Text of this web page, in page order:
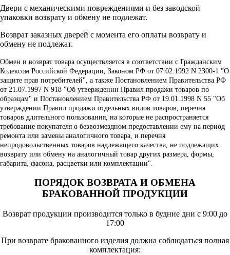
Двери с механическими повреждениями и без заводской
упаковки возврату и обмену не подлежат.
Возврат заказных дверей с момента его оплаты возврату и
обмену не подлежат.
Обмен и возврат товара осуществляется в соответствии с Гражданским
Кодексом Российской Федерации, Законом РФ от 07.02.1992 N 2300-1 "О
защите прав потребителей", а также Постановлением Правительства РФ
от 21.07.1997 N 918 "Об утверждении Правил продажи товаров по
образцам" и Постановлением Правительства РФ от 19.01.1998 N 55 "Об
утверждении Правил продажи отдельных видов товаров, перечня
товаров длительного пользования, на которые не распространяется
требование покупателя о безвозмездном предоставлении ему на период
ремонта или замены аналогичного товара, и перечня
непродовольственных товаров надлежащего качества, не подлежащих
возврату или обмену на аналогичный товар других размера, формы,
габарита, фасона, расцветки или комплектации".
ПОРЯДОК ВОЗВРАТА И ОБМЕНА
БРАКОВАННОЙ ПРОДУКЦИИ
Возврат продукции производится только в будние дни с 9:00 до
17:00
При возврате бракованного изделия должна соблюдаться полная
комплектация: